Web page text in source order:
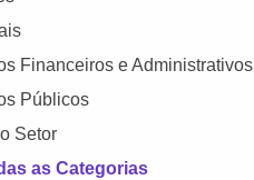
Financeiros e Administrativos
Públicos
Setor
as Categorias